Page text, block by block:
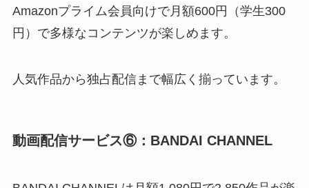
Amazonプライム会員向けで月額600円（学生300
円）で多様なコンテンツが楽しめます。
人気作品から独占配信まで幅広く揃っています。
動画配信サービス⑥：BANDAI CHANNEL